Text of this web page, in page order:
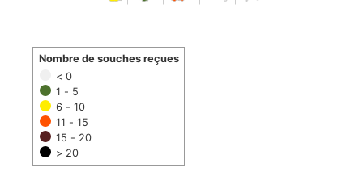
< 0
1 - 5
6 - 10
11 - 15
15 - 20
> 20
Nombre de souches reçues